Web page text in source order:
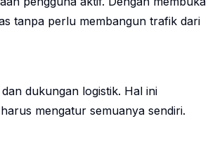
tanpa perlu membangun trafik dari
dukungan logistik. Hal ini
mengatur semuanya sendiri.